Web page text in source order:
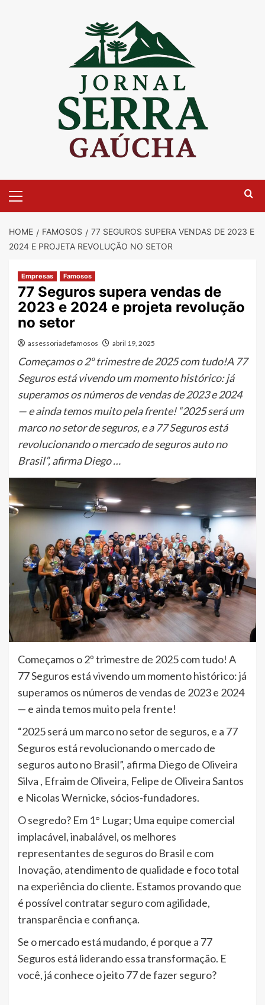
Menu
HOME FAMOSOS
77 SEGUROS SUPERA VENDAS DE 2023 E
2024 E PROJETA REVOLUÇÃO NO SETOR
Empresas Famosos
77 Seguros supera vendas de
2023 e 2024 e projeta revolução
no setor
assessoriadefamosos abril 19, 2025
Começamos o 2º trimestre de 2025 com tudo!A 77
Seguros está vivendo um momento histórico: já
superamos os números de vendas de 2023 e 2024
— e ainda temos muito pela frente! “2025 será um
marco no setor de seguros, e a 77 Seguros está
revolucionando o mercado de seguros auto no
Brasil”, afirma Diego …
Começamos o 2º trimestre de 2025 com tudo! A
77 Seguros está vivendo um momento histórico: já
superamos os números de vendas de 2023 e 2024
— e ainda temos muito pela frente!
“2025 será um marco no setor de seguros, e a 77
Seguros está revolucionando o mercado de
seguros auto no Brasil”, afirma Diego de Oliveira
Silva , Efraim de Oliveira, Felipe de Oliveira Santos
e Nicolas Wernicke, sócios-fundadores.
O segredo? Em 1° Lugar; Uma equipe comercial
implacável, inabalável, os melhores
representantes de seguros do Brasil e com
Inovação, atendimento de qualidade e foco total
na experiência do cliente. Estamos provando que
é possível contratar seguro com agilidade,
transparência e confiança.
Se o mercado está mudando, é porque a 77
Seguros está liderando essa transformação. E
você, já conhece o jeito 77 de fazer seguro?